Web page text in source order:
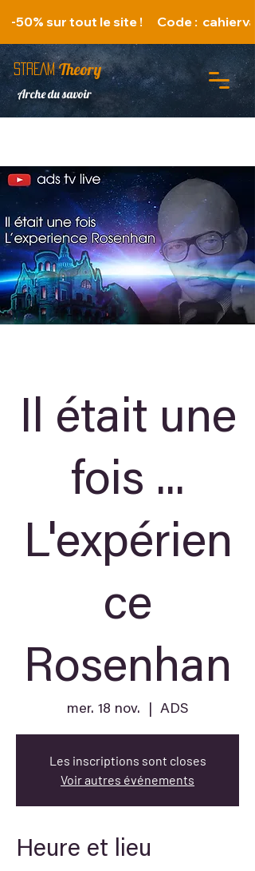
-50% sur tout le site !      Code :
STREAM Theory
Arche du savoir
Il était une
fois ...
L'expérien
ce
Rosenhan
mer. 18 nov. ADS
Les inscriptions sont closes
Voir autres événements
Heure et lieu